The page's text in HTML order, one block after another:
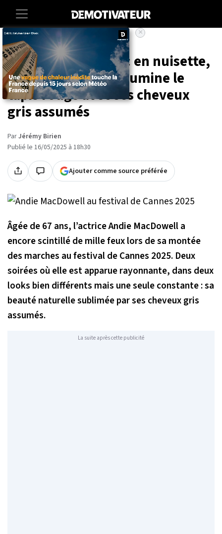
Accueil Societe Entertainment
Festival de Cannes : en nuisette,
Andie MacDowell illumine le
tapis rouge avec ses cheveux
gris assumés
ParJérémy Birien
Publié le 16/05/2025 à 18h30
Ajouter comme source préférée
Âgée de 67 ans, l’actrice Andie MacDowell a
encore scintillé de mille feux lors de sa montée
des marches au festival de Cannes 2025. Deux
soirées où elle est apparue rayonnante, dans deux
looks bien différents mais une seule constante : sa
beauté naturelle sublimée par ses cheveux gris
assumés.
La suite après cette publicité
×